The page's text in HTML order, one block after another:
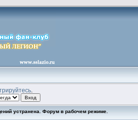
устранена. Форум в рабочем режиме.